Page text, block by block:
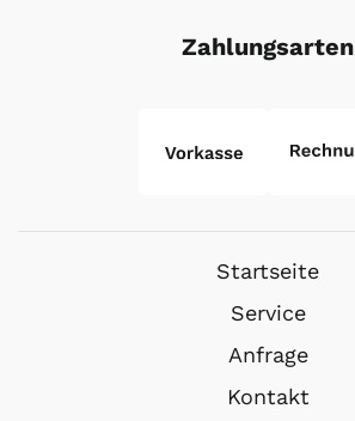
Zahlungsarten
Startseite
Service
Anfrage
Kontakt